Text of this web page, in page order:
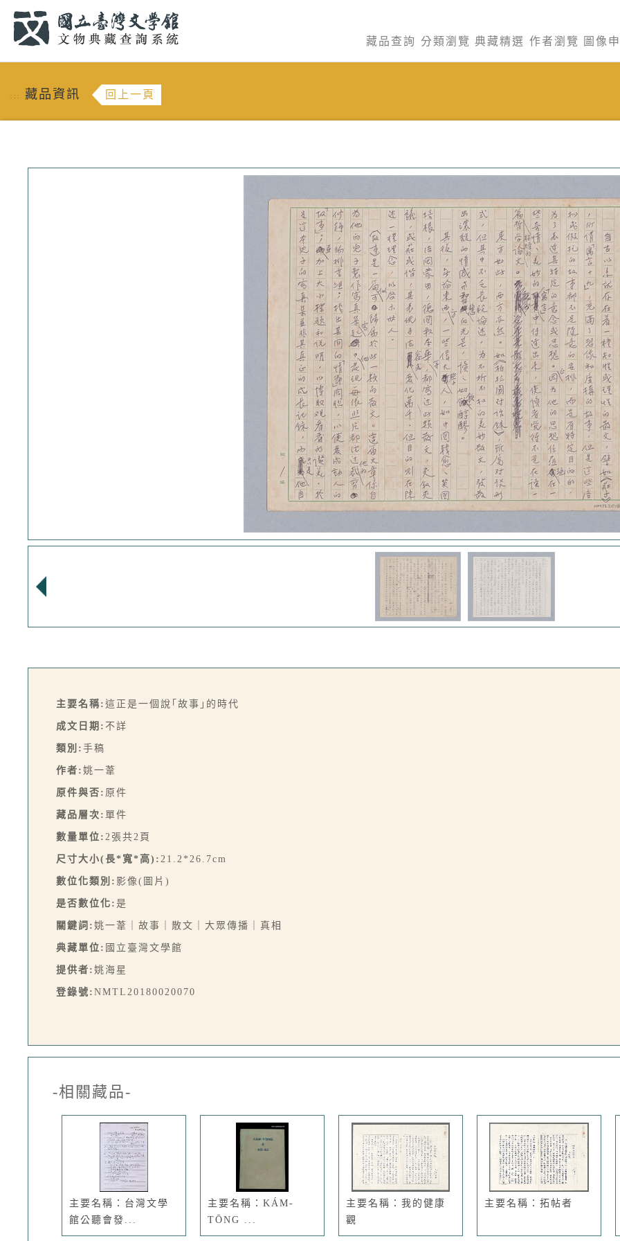
藏品查詢 分類瀏覽 典藏精選 作者瀏覽 圖像
::: 藏品資訊 回上一頁
主要名稱: 這正是一個說｢故事｣的時代
成文日期: 不詳
類別: 手稿
作者: 姚一葦
原件與否: 原件
藏品層次: 單件
數量單位: 2張共2頁
尺寸大小(長*寬*高): 21.2*26.7cm
數位化類別: 影像(圖片)
是否數位化: 是
關鍵詞: 姚一葦｜故事｜散文｜大眾傳播｜真相
典藏單位: 國立臺灣文學館
提供者: 姚海星
登錄號: NMTL20180020070
-相關藏品-
主要名稱：台灣文學
館公聽會發...
主要名稱：KÁM-
TŌNG ...
主要名稱：我的健康
觀
主要名稱：拓帖者